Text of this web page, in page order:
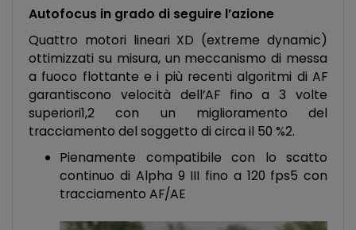
Autofocus in grado di seguire l’azione
Quattro motori lineari XD (extreme dynamic)
ottimizzati su misura, un meccanismo di messa
a fuoco flottante e i più recenti algoritmi di AF
garantiscono velocità dell’AF fino a 3 volte
superiori1,2 con un miglioramento del
tracciamento del soggetto di circa il 50 %2.
Pienamente compatibile con lo scatto
continuo di Alpha 9 III fino a 120 fps5 con
tracciamento AF/AE